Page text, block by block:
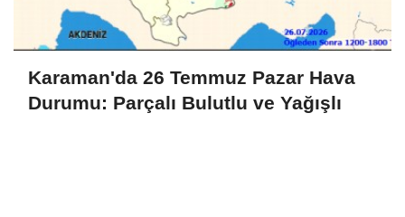
Karaman'da 26 Temmuz Pazar Hava
Durumu: Parçalı Bulutlu ve Yağışlı